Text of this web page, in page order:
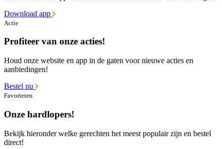
Download app
Actie
Profiteer van onze acties!
Houd onze website en app in de gaten voor nieuwe acties en
aanbiedingen!
Bestel nu
Favorieten
Onze hardlopers!
Bekijk hieronder welke gerechten het meest populair zijn en bestel
direct!